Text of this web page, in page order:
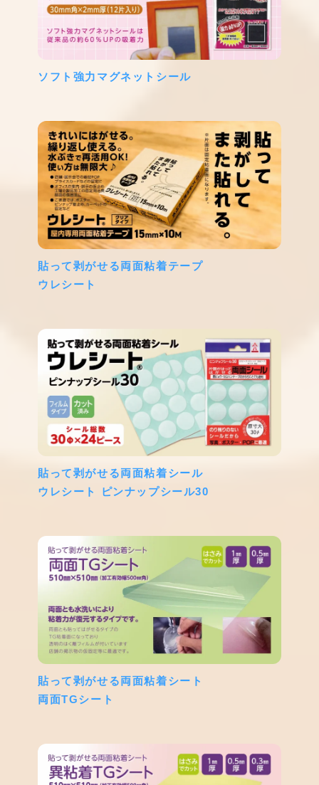
ソフト強力マグネットシール
貼って剥がせる両面粘着テープ
ウレシート
貼って剥がせる両面粘着シール
ウレシート ピンナップシール30
貼って剥がせる両面粘着シート
両面TGシート